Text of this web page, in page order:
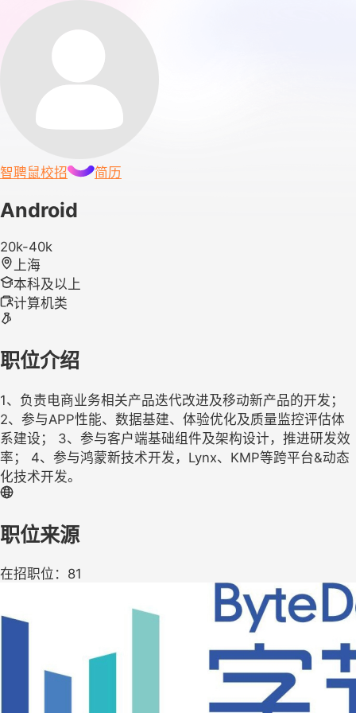
智聘鼠校招 简历
Android
20k-40k
上海
本科及以上
计算机类
职位介绍
1、负责电商业务相关产品迭代改进及移动新产品的开发；
2、参与APP性能、数据基建、体验优化及质量监控评估体
系建设； 3、参与客户端基础组件及架构设计，推进研发效
率； 4、参与鸿蒙新技术开发，Lynx、KMP等跨平台&动态
化技术开发。
职位来源
在招职位：81